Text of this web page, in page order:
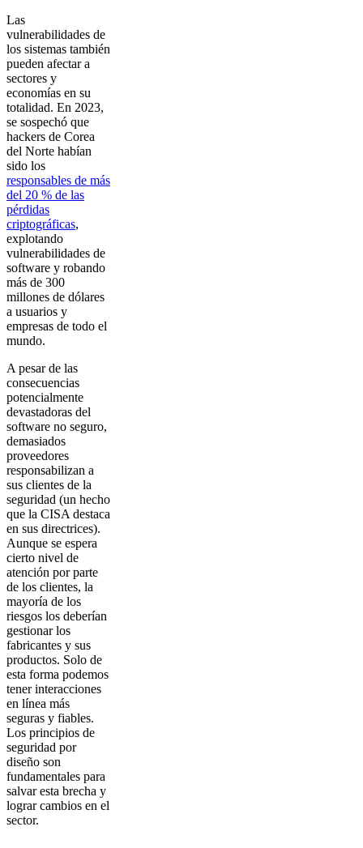
Las
vulnerabilidades de
los sistemas también
pueden afectar a
sectores y
economías en su
totalidad. En 2023,
se sospechó que
hackers de Corea
del Norte habían
sido los
responsables de más
del 20 % de las
pérdidas
criptográficas,
explotando
vulnerabilidades de
software y robando
más de 300
millones de dólares
a usuarios y
empresas de todo el
mundo.
A pesar de las
consecuencias
potencialmente
devastadoras del
software no seguro,
demasiados
proveedores
responsabilizan a
sus clientes de la
seguridad (un hecho
que la CISA destaca
en sus directrices).
Aunque se espera
cierto nivel de
atención por parte
de los clientes, la
mayoría de los
riesgos los deberían
gestionar los
fabricantes y sus
productos. Solo de
esta forma podemos
tener interacciones
en línea más
seguras y fiables.
Los principios de
seguridad por
diseño son
fundamentales para
salvar esta brecha y
lograr cambios en el
sector.